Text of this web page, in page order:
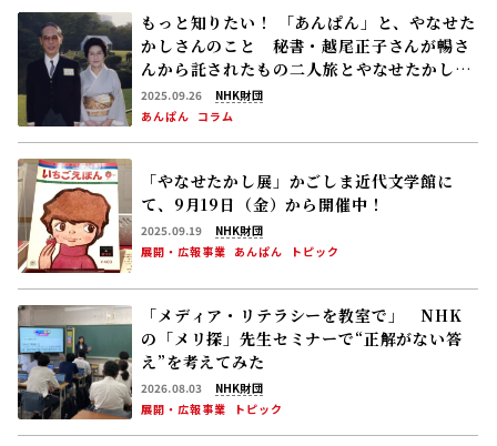
もっと知りたい！ 「あんぱん」と、やなせた
かしさんのこと 秘書・越尾正子さんが暢さ
んから託されたもの――二人旅とやなせたかしさ
んの“花婿修行”
2025.09.26
NHK財団
あんぱん コラム
「やなせたかし展」かごしま近代文学館に
て、9月19日（金）から開催中！
2025.09.19
NHK財団
展開・広報事業 あんぱん トピック
「メディア・リテラシーを教室で」 NHK
の「メリ探」先生セミナーで“正解がない答
え”を考えてみた
2026.08.03
NHK財団
展開・広報事業
トピック